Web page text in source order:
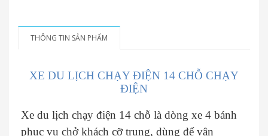
THÔNG TIN SẢN PHẨM
XE DU LỊCH CHẠY ĐIỆN 14 CHỖ CHẠY
ĐIỆN
Xe du lịch chạy điện 14 chỗ là dòng xe 4 bánh
phục vụ chở khách cỡ trung, dùng để vận